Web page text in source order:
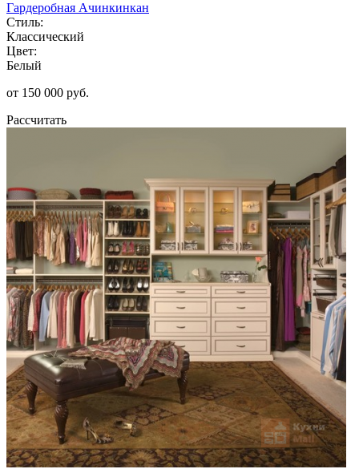
Гардеробная Ачинкинкан
Стиль:
Классический
Цвет:
Белый
от 150 000 руб.
Рассчитать